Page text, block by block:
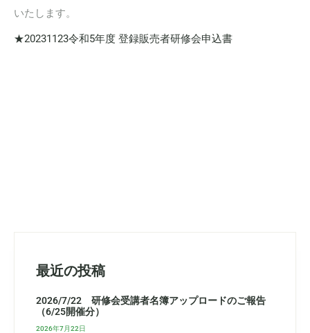
いたします。
★20231123令和5年度 登録販売者研修会申込書
最近の投稿
2026/7/22 研修会受講者名簿アップロードのご報告
（6/25開催分）
2026年7月22日